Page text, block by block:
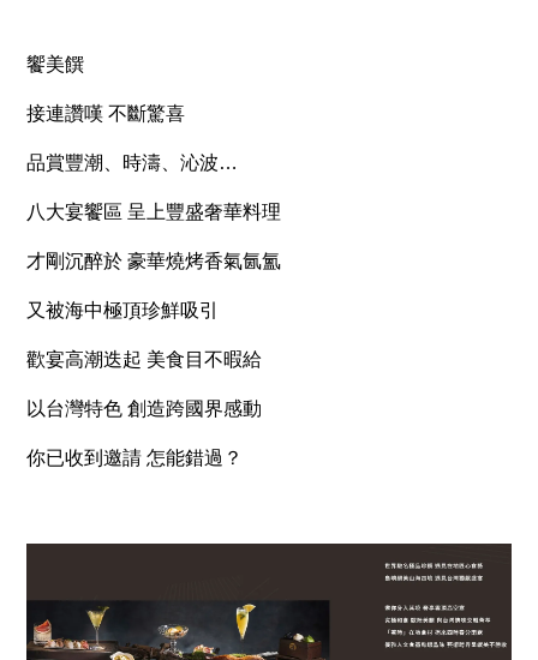
饗美饌
接連讚嘆 不斷驚喜
品賞豐潮、時濤、沁波…
八大宴饗區 呈上豐盛奢華料理
才剛沉醉於 豪華燒烤香氣氤氳
又被海中極頂珍鮮吸引
歡宴高潮迭起 美食目不暇給
以台灣特色 創造跨國界感動
你已收到邀請 怎能錯過？